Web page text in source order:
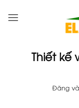
qua
Thiết kế
Đăng